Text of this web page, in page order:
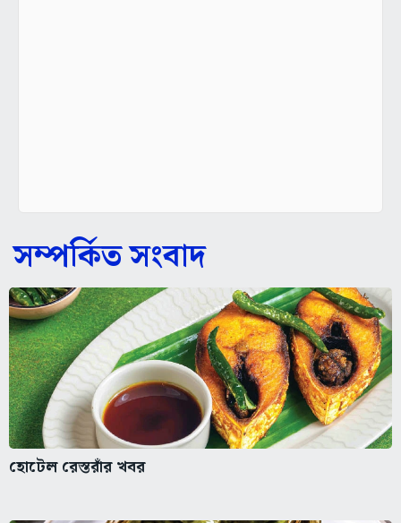
সম্পর্কিত সংবাদ
হোটেল রেস্তরাঁর খবর